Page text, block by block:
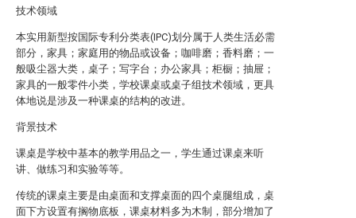
技术领域
本实用新型按国际专利分类表(IPC)划分属于人类生活必需
部分，家具；家庭用的物品或设备；咖啡磨；香料磨；一
般吸尘器大类，桌子；写字台；办公家具；柜橱；抽屉；
家具的一般零件小类，学校课桌或桌子组技术领域，更具
体地说是涉及一种课桌的结构的改进。
背景技术
课桌是学校中基本的教学用品之一，学生通过课桌来听
讲、做练习和实验等等。
传统的课桌主要是由桌面和支撑桌面的四个桌腿组成，桌
面下方设置有搁物底板，课桌材料多为木制，部分增加了